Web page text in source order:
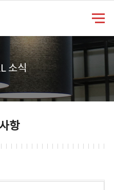
소식
항